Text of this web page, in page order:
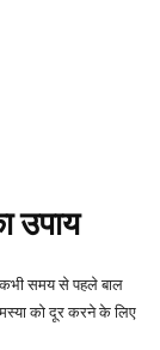
उपाय
समय से पहले बाल
को दूर करने के लिए